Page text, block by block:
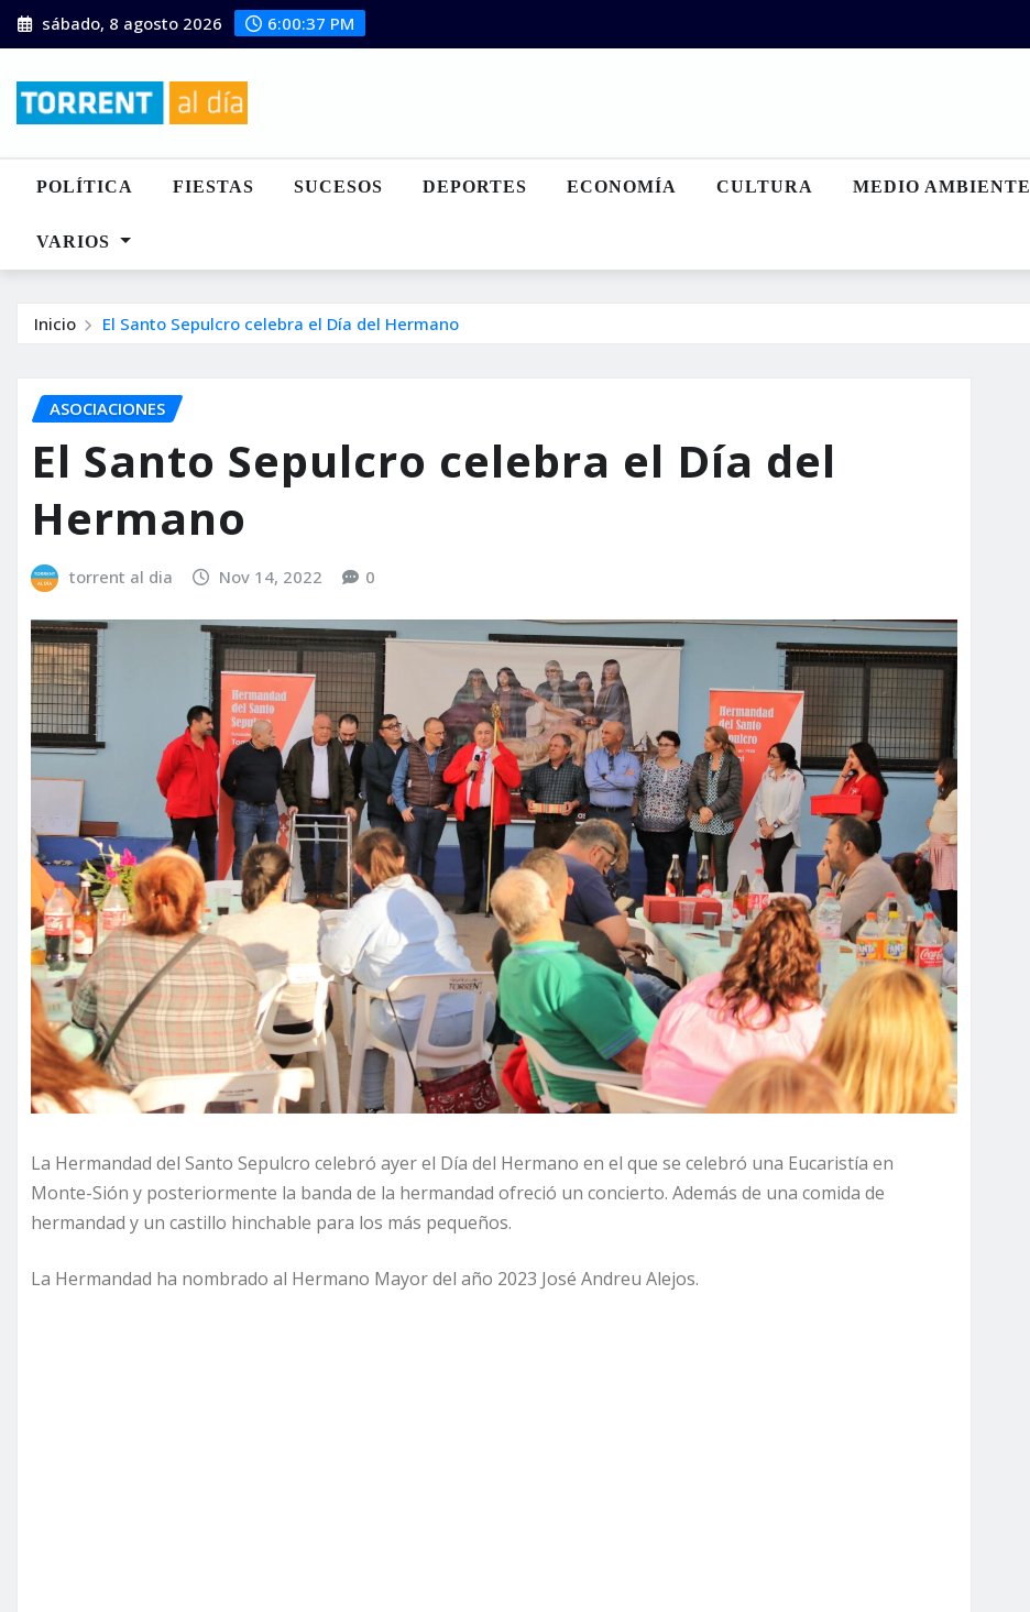
Saltar
al
sábado, 8 agosto 2026 6:00:38 PM
POLÍTICA FIESTAS SUCESOS DEPORTES ECONOMÍA CULTURA MEDIO AMBIENTE
VARIOS
Inicio El Santo Sepulcro celebra el Día del Hermano
ASOCIACIONES
El Santo Sepulcro celebra el Día del
Hermano
torrent al dia Nov 14, 2022 0
La Hermandad del Santo Sepulcro celebró ayer el Día del Hermano en el que se celebró una Eucaristía en
Monte-Sión y posteriormente la banda de la hermandad ofreció un concierto. Además de una comida de
hermandad y un castillo hinchable para los más pequeños.
La Hermandad ha nombrado al Hermano Mayor del año 2023 José Andreu Alejos.